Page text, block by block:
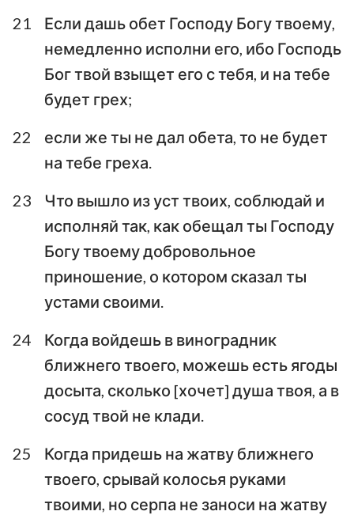
21
Если дашь обет Господу Богу твоему,
немедленно исполни его, ибо Господь
Бог твой взыщет его с тебя, и на тебе
будет грех;
22
если же ты не дал обета, то не будет
на тебе греха.
23
Что вышло из уст твоих, соблюдай и
исполняй так, как обещал ты Господу
Богу твоему добровольное
приношение, о котором сказал ты
устами своими.
24
Когда войдешь в виноградник
ближнего твоего, можешь есть ягоды
досыта, сколько [хочет] душа твоя, а в
сосуд твой не клади.
25
Когда придешь на жатву ближнего
твоего, срывай колосья руками
твоими, но серпа не заноси на жатву